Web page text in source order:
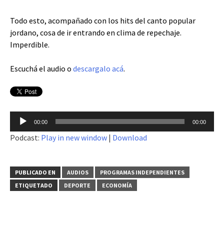
Todo esto, acompañado con los hits del canto popular
jordano, cosa de ir entrando en clima de repechaje.
Imperdible.
Escuchá el audio o descargalo acá.
Reproductor
audio
00:00 00:00
Podcast: Play in new window | Download
PUBLICADO EN AUDIOS
PROGRAMAS INDEPENDIENTES
ETIQUETADO
DEPORTE ECONOMÍA